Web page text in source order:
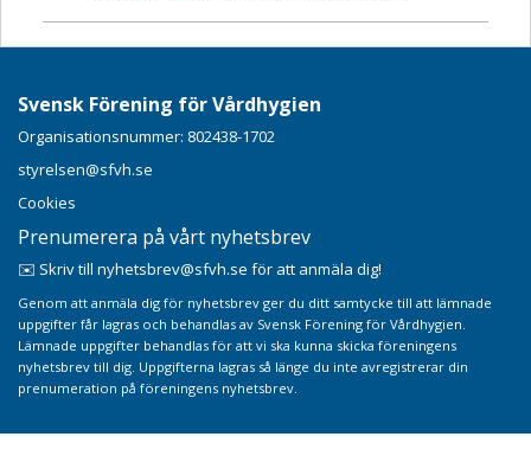
Svensk Förening för Vårdhygien
Organisationsnummer: 802438-1702
styrelsen@sfvh.se
Cookies
Prenumerera på vårt nyhetsbrev
✉️ Skriv till nyhetsbrev@sfvh.se för att anmäla dig!
Genom att anmäla dig för nyhetsbrev ger du ditt samtycke till att lämnade
uppgifter får lagras och behandlas av Svensk Förening för Vårdhygien.
Lämnade uppgifter behandlas för att vi ska kunna skicka föreningens
nyhetsbrev till dig. Uppgifterna lagras så länge du inte avregistrerar din
prenumeration på föreningens nyhetsbrev.